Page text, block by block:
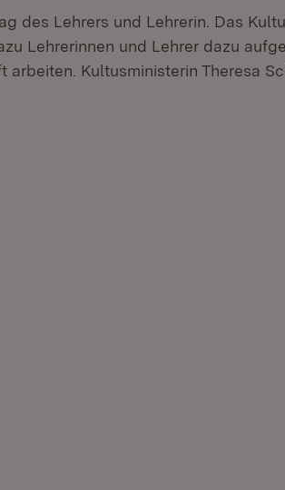
des Lehrers und Lehrerin. Das
Lehrerinnen und Lehrer dazu
arbeiten. Kultusministerin Theresa